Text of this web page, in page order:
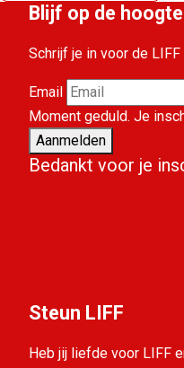
Blijf op de hoogte
Schrijf je in voor de
Email
Moment geduld. Je
Aanmelden
Bedankt voor je
Steun LIFF
Heb jij liefde voor LIFF